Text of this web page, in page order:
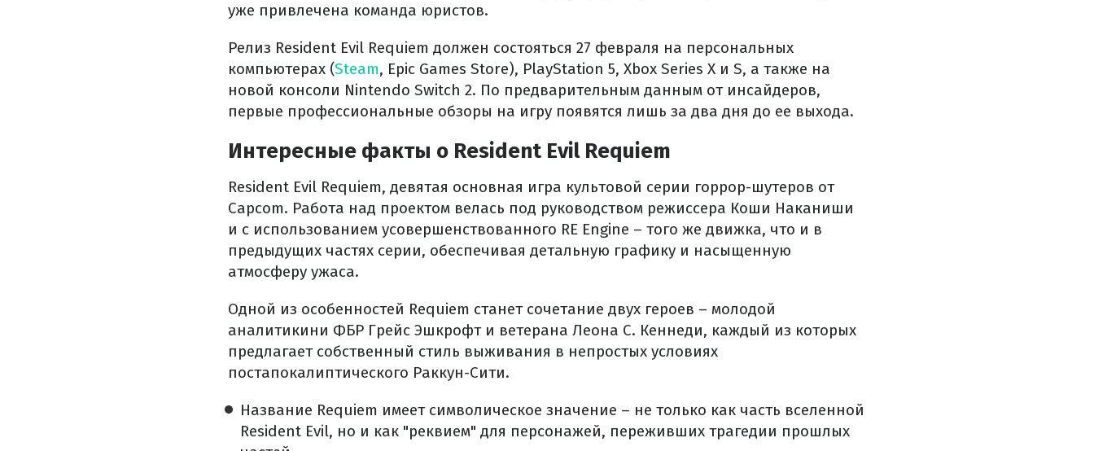
уже привлечена команда юристов.
Релиз Resident Evil Requiem должен состояться 27 февраля на персональных
компьютерах (Steam, Epic Games Store), PlayStation 5, Xbox Series X и S, а также на
новой консоли Nintendo Switch 2. По предварительным данным от инсайдеров,
первые профессиональные обзоры на игру появятся лишь за два дня до ее выхода.
Интересные факты о Resident Evil Requiem
Resident Evil Requiem, девятая основная игра культовой серии горрор-шутеров от
Capcom. Работа над проектом велась под руководством режиссера Коши Наканиши
и с использованием усовершенствованного RE Engine – того же движка, что и в
предыдущих частях серии, обеспечивая детальную графику и насыщенную
атмосферу ужаса.
Одной из особенностей Requiem станет сочетание двух героев – молодой
аналитикини ФБР Грейс Эшкрофт и ветерана Леона С. Кеннеди, каждый из которых
предлагает собственный стиль выживания в непростых условиях
постапокалиптического Раккун-Сити.
Название Requiem имеет символическое значение – не только как часть вселенной
Resident Evil, но и как "реквием" для персонажей, переживших трагедии прошлых